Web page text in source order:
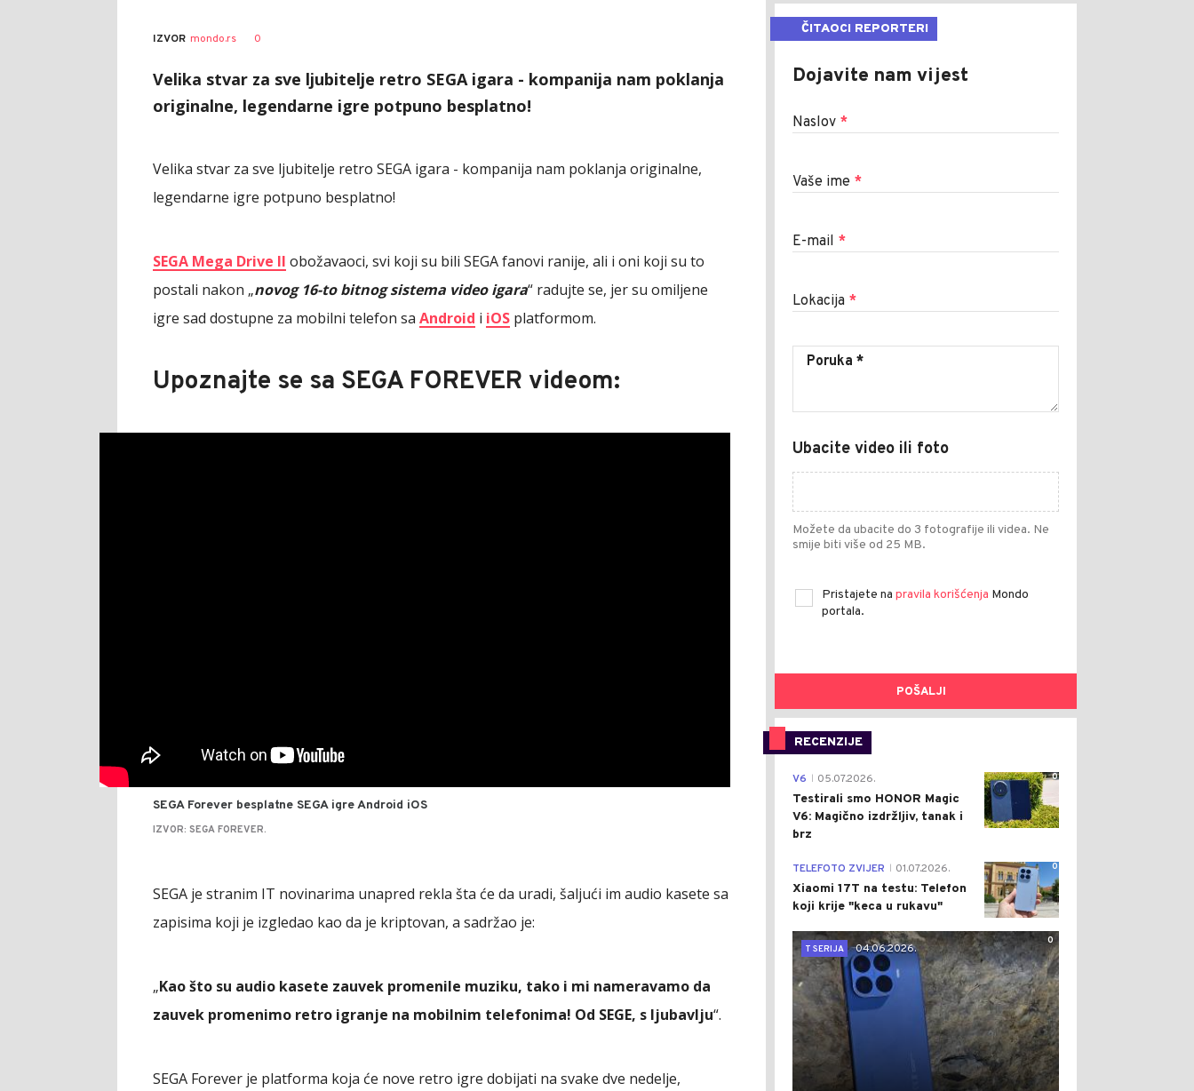
IZVOR mondo.rs 0
Velika stvar za sve ljubitelje retro SEGA igara - kompanija nam poklanja
originalne, legendarne igre potpuno besplatno!
Velika stvar za sve ljubitelje retro SEGA igara - kompanija nam poklanja originalne,
legendarne igre potpuno besplatno!
SEGA Mega Drive II obožavaoci, svi koji su bili SEGA fanovi ranije, ali i oni koji su to
postali nakon „novog 16-to bitnog sistema video igara“ radujte se, jer su omiljene
igre sad dostupne za mobilni telefon sa Android i iOS platformom.
Upoznajte se sa SEGA FOREVER videom:
SEGA Forever besplatne SEGA igre Android iOS
IZVOR: SEGA FOREVER.
SEGA je stranim IT novinarima unapred rekla šta će da uradi, šaljući im audio kasete sa
zapisima koji je izgledao kao da je kriptovan, a sadržao je:
„Kao što su audio kasete zauvek promenile muziku, tako i mi nameravamo da
zauvek promenimo retro igranje na mobilnim telefonima! Od SEGE, s ljubavlju“.
SEGA Forever je platforma koja će nove retro igre dobijati na svake dve nedelje,
ČITAOCI REPORTERI
Dojavite nam vijest
Naslov *
Vaše ime *
E-mail *
Lokacija *
Ubacite video ili foto
Možete da ubacite do 3 fotografije ili videa. Ne
smije biti više od 25 MB.
Pristajete na pravila korišćenja Mondo
portala.
POŠALJI
RECENZIJE
0
V6 05.07.2026.
Testirali smo HONOR Magic
V6: Magično izdržljiv, tanak i
brz
0
TELEFOTO ZVIJER 01.07.2026.
Xiaomi 17T na testu: Telefon
koji krije "keca u rukavu"
0
T SERIJA
04.06.2026.